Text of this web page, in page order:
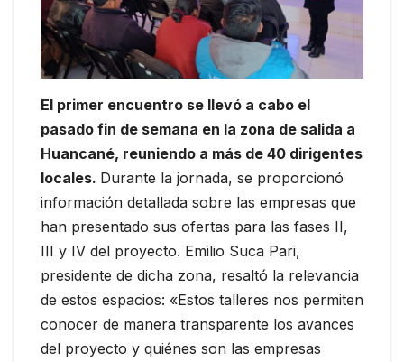
El primer encuentro se llevó a cabo el
pasado fin de semana en la zona de salida a
Huancané, reuniendo a más de 40 dirigentes
locales. Durante la jornada, se proporcionó
información detallada sobre las empresas que
han presentado sus ofertas para las fases II,
III y IV del proyecto. Emilio Suca Pari,
presidente de dicha zona, resaltó la relevancia
de estos espacios: «Estos talleres nos permiten
conocer de manera transparente los avances
del proyecto y quiénes son las empresas